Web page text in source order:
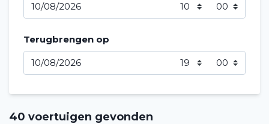
Terugbrengen op
40 voertuigen gevonden